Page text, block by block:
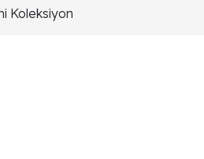
Koleksiyon